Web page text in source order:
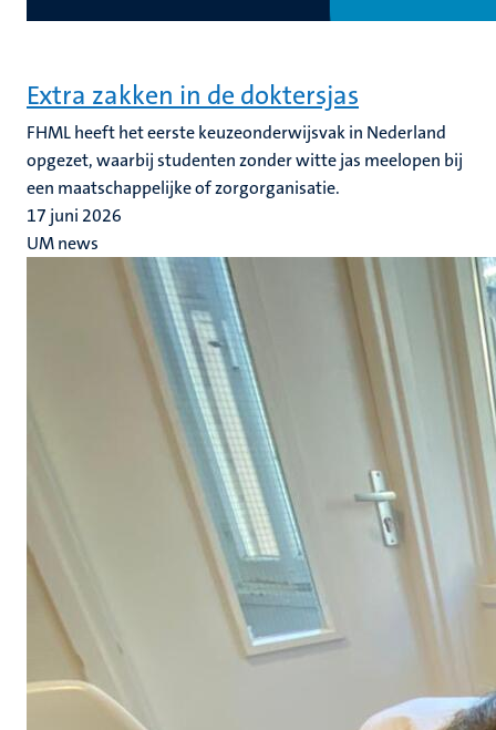
Extra zakken in de doktersjas
FHML heeft het eerste keuzeonderwijsvak in Nederland
opgezet, waarbij studenten zonder witte jas meelopen bij
een maatschappelijke of zorgorganisatie.
17 juni 2026
UM news